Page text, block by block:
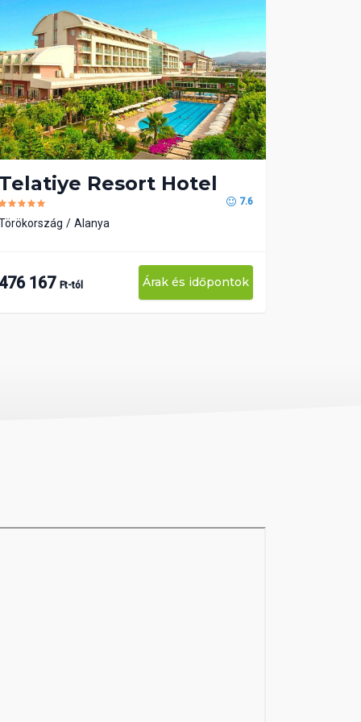
Resort Hotel
7.6
Alanya
167 Ft-tól Árak és időpontok